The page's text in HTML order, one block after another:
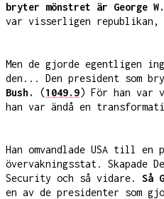
bryter mönstret är George W.
var visserligen republikan,
Men de gjorde egentligen
den... Den president som
Bush.
(1049.9) För han var
han var ändå en
Han omvandlade USA till
övervakningsstat. Skapade
Security och så vidare. Så
en av de presidenter som